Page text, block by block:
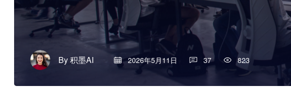
By积墨AI 2026年5月11日 37 823